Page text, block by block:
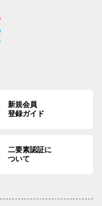
新規会員
登録ガイド
二要素認証に
ついて